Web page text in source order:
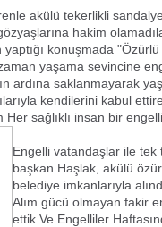
akülü tekerlikli
hakim
konuşmada
yaşama sevincine
ardına saklanmayarak
kendilerini kabul
sağlıklı insan bir engelli
Engelli vatandaşlar ile tek
başkan Haşlak, akülü
belediye imkanlarıyla
Alım gücü olmayan fakir
ettik.Ve Engelliler